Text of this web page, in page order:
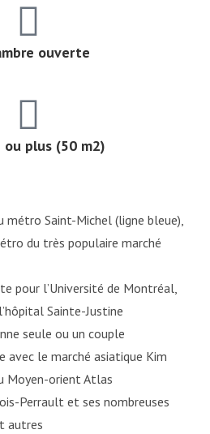
ouverte
ou plus (50 m2)
métro Saint-Michel (ligne bleue),
du très populaire marché
pour l’Université de Montréal,
Sainte-Justine
seule ou un couple
avec le marché asiatique Kim
Moyen-orient Atlas
Perrault et ses nombreuses
autres